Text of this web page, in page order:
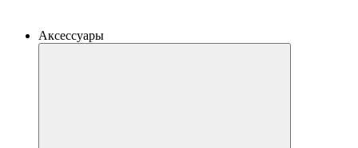
Аксессуары